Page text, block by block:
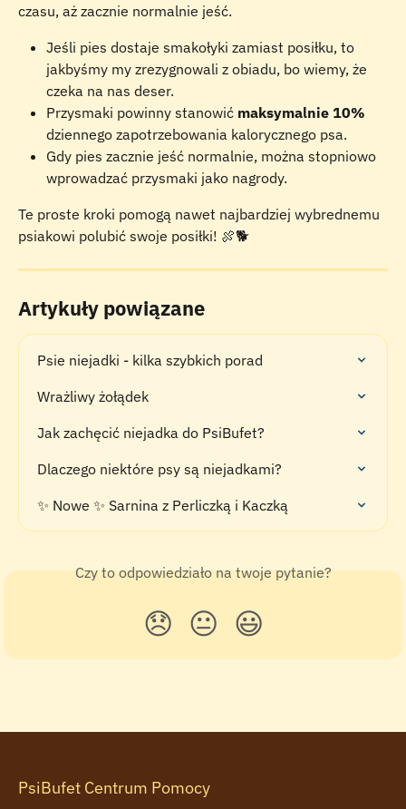
czasu, aż zacznie normalnie jeść.
Jeśli pies dostaje smakołyki zamiast posiłku, to
jakbyśmy my zrezygnowali z obiadu, bo wiemy, że
czeka na nas deser.
Przysmaki powinny stanowić maksymalnie 10%
dziennego zapotrzebowania kalorycznego psa.
Gdy pies zacznie jeść normalnie, można stopniowo
wprowadzać przysmaki jako nagrody.
Te proste kroki pomogą nawet najbardziej wybrednemu
psiakowi polubić swoje posiłki! 🍖🐕
Artykuły powiązane
Psie niejadki - kilka szybkich porad
Wrażliwy żołądek
Jak zachęcić niejadka do PsiBufet?
Dlaczego niektóre psy są niejadkami?
✨ Nowe ✨ Sarnina z Perliczką i Kaczką
Czy to odpowiedziało na twoje pytanie?
😞 😐 😃
PsiBufet Centrum Pomocy